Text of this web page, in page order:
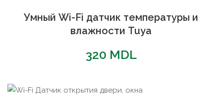
Умный Wi-Fi датчик температуры и
влажности Tuya
320 MDL